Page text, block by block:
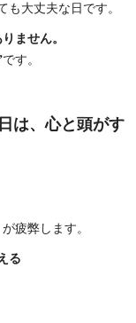
大丈夫な日です。
ません。
です。
は、心と頭がす
疲弊します。
る